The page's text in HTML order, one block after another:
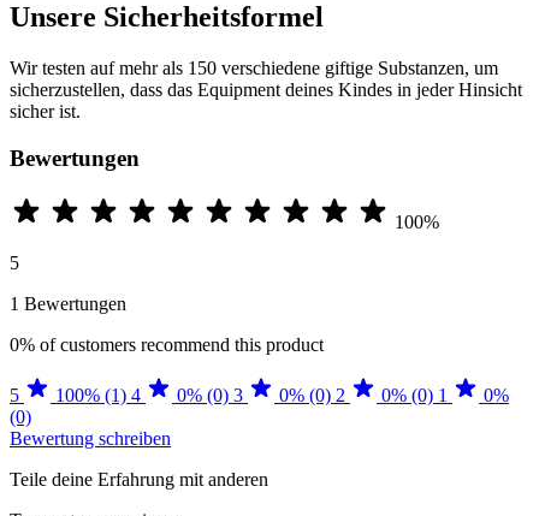
Unsere Sicherheitsformel
Wir testen auf mehr als 150 verschiedene giftige Substanzen, um
sicherzustellen, dass das Equipment deines Kindes in jeder Hinsicht
sicher ist.
Bewertungen
100%
5
1 Bewertungen
0% of customers recommend this product
5 100% (1) 4 0% (0) 3 0% (0) 2 0% (0) 1
0%
(0)
Bewertung schreiben
Teile deine Erfahrung mit anderen